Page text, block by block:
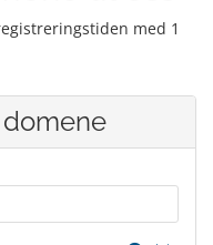
med 1
domene